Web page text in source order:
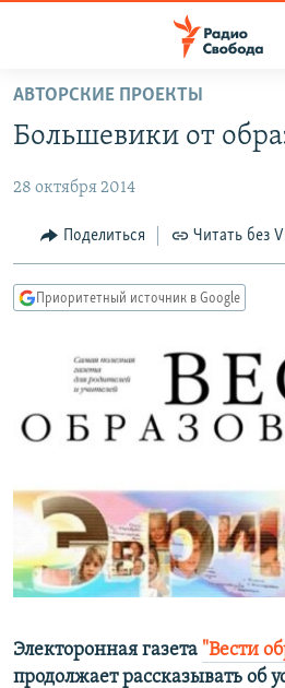
упрощенного
доступа
содержанию
Вернутся
навигации
Вернутся
поиску
АВТОРСКИЕ ПРОЕКТЫ
ЦИТАТЫ СВОБОДЫ
КУЛЬТУРА
IDEL.РЕАЛИИ
КАВКАЗ.РЕАЛИИ
СЕВЕР.РЕАЛИИ
РАСПИСАНИЕ ВЕЩАНИЯ
ПОДПИШИТЕСЬ НА РАССЫЛКУ
АВТОРСКИЕ ПРОЕКТЫ
Большевики от
28 октября 2014
Поделиться Читать без
Приоритетный источник в Google
Электоронная газета "Вести
продолжает рассказывать об